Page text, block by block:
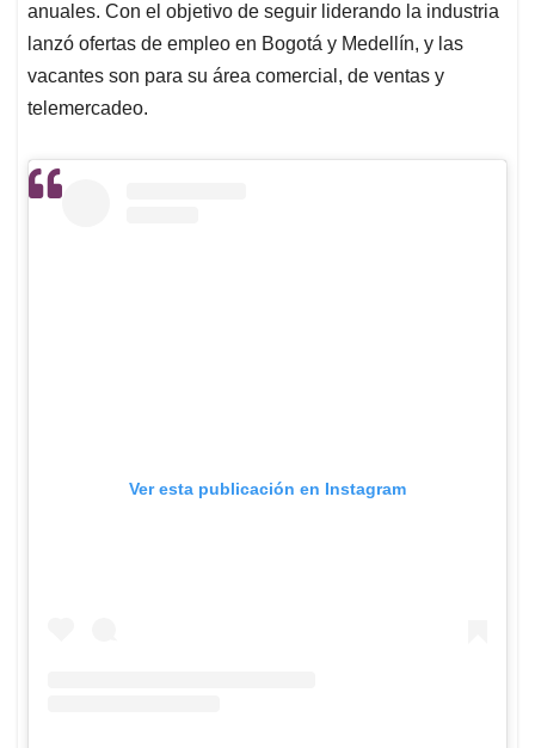
anuales. Con el objetivo de seguir liderando la industria
lanzó ofertas de empleo en Bogotá y Medellín, y las
vacantes son para su área comercial, de ventas y
telemercadeo.
Ver esta publicación en Instagram